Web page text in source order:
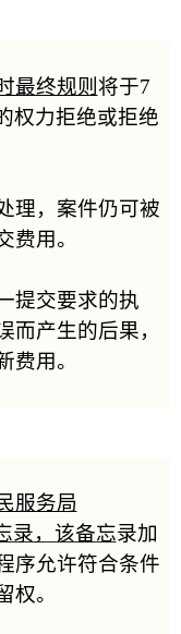
最终规则 将于7
权力拒绝或拒绝
理，案件仍可被
费用。
提交要求的执
而产生的后果，
费用。
服务局
录，该备忘录加
序允许符合条件
权。